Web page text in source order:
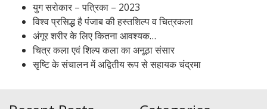
युग सरोकार – पत्रिका – 2023
विश्व प्रसिद्ध है पंजाब की हस्तशिल्प व चित्रकला
अंगूर शरीर के लिए कितना आवश्यक…
चित्र कला एवं शिल्प कला का अनूठा संसार
सृष्टि के संचालन में अद्वितीय रूप से सहायक चंद्रमा